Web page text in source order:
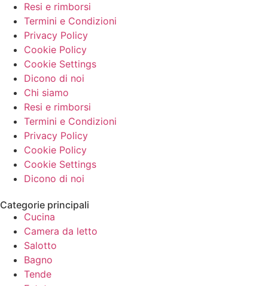
Resi e rimborsi
Termini e Condizioni
Privacy Policy
Cookie Policy
Cookie Settings
Dicono di noi
Chi siamo
Resi e rimborsi
Termini e Condizioni
Privacy Policy
Cookie Policy
Cookie Settings
Dicono di noi
Categorie principali
Cucina
Camera da letto
Salotto
Bagno
Tende